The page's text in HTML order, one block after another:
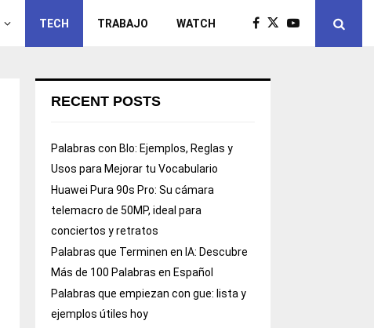
TECH TRABAJO WATCH
RECENT POSTS
Palabras con Blo: Ejemplos, Reglas y
Usos para Mejorar tu Vocabulario
Huawei Pura 90s Pro: Su cámara
telemacro de 50MP, ideal para
conciertos y retratos
Palabras que Terminen en IA: Descubre
Más de 100 Palabras en Español
Palabras que empiezan con gue: lista y
ejemplos útiles hoy